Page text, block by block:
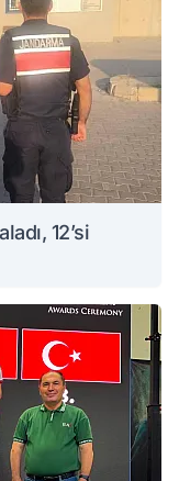
12’si